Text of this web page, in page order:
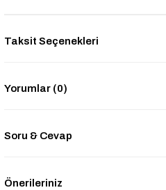
Taksit Seçenekleri
Yorumlar (0)
Soru & Cevap
Önerileriniz